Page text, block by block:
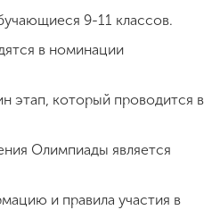
9-11 классов.
в номинации
этап, который проводится в
Олимпиады является
и правила участия в